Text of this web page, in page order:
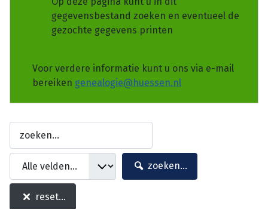
gegevensbestand zoeken en eventueel de
gezochte gegevens printen
Voor verdere informatie kunt u ons via e-mail
bereiken genealogie@huessen.nl
zoeken...
reset...